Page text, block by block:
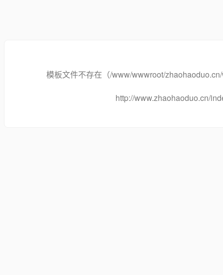
模板文件不存在（/www/wwwroot/
http://www.zhaohaoduo.cn/